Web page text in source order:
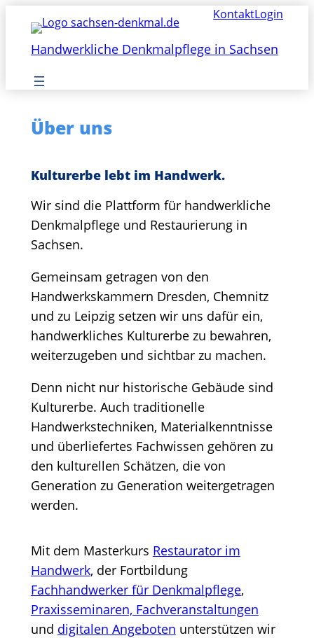
Inhalt
springen
KontaktLogin
Handwerkliche Denkmalpflege in Sachsen
Über uns
Kulturerbe lebt im Handwerk.
Wir sind die Plattform für handwerkliche
Denkmalpflege und Restaurierung in
Sachsen.
Gemeinsam getragen von den
Handwerkskammern Dresden, Chemnitz
und zu Leipzig setzen wir uns dafür ein,
handwerkliches Kulturerbe zu bewahren,
weiterzugeben und sichtbar zu machen.
Denn nicht nur historische Gebäude sind
Kulturerbe. Auch traditionelle
Handwerkstechniken, Materialkenntnisse
und überliefertes Fachwissen gehören zu
den kulturellen Schätzen, die von
Generation zu Generation weitergetragen
werden.
Mit dem Masterkurs Restaurator im
Handwerk, der Fortbildung
Fachhandwerker für Denkmalpflege,
Praxisseminaren, Fachveranstaltungen
und digitalen Angeboten unterstützen wir